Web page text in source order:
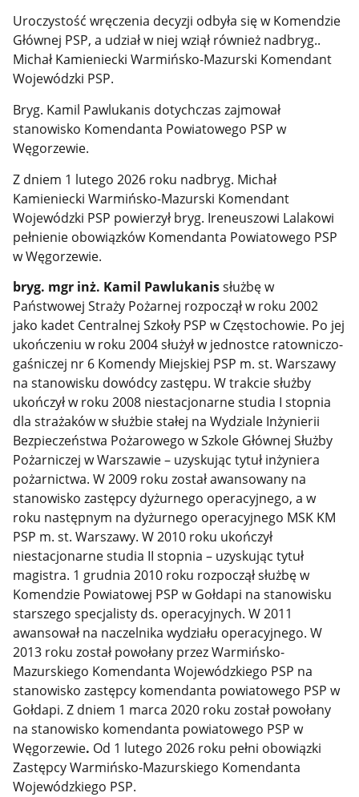
Uroczystość wręczenia decyzji odbyła się w Komendzie
Głównej PSP, a udział w niej wziął również nadbryg..
Michał Kamieniecki Warmińsko-Mazurski Komendant
Wojewódzki PSP.
Bryg. Kamil Pawlukanis dotychczas zajmował
stanowisko Komendanta Powiatowego PSP w
Węgorzewie.
Z dniem 1 lutego 2026 roku nadbryg. Michał
Kamieniecki Warmińsko-Mazurski Komendant
Wojewódzki PSP powierzył bryg. Ireneuszowi Lalakowi
pełnienie obowiązków Komendanta Powiatowego PSP
w Węgorzewie.
bryg. mgr inż. Kamil Pawlukanissłużbę w
Państwowej Straży Pożarnej rozpoczął w roku 2002
jako kadet Centralnej Szkoły PSP w Częstochowie. Po jej
ukończeniu w roku 2004 służył w jednostce ratowniczo-
gaśniczej nr 6 Komendy Miejskiej PSP m. st. Warszawy
na stanowisku dowódcy zastępu. W trakcie służby
ukończył w roku 2008 niestacjonarne studia I stopnia
dla strażaków w służbie stałej na Wydziale Inżynierii
Bezpieczeństwa Pożarowego w Szkole Głównej Służby
Pożarniczej w Warszawie – uzyskując tytuł inżyniera
pożarnictwa. W 2009 roku został awansowany na
stanowisko zastępcy dyżurnego operacyjnego, a w
roku następnym na dyżurnego operacyjnego MSK KM
PSP m. st. Warszawy. W 2010 roku ukończył
niestacjonarne studia II stopnia – uzyskując tytuł
magistra. 1 grudnia 2010 roku rozpoczął służbę w
Komendzie Powiatowej PSP w Gołdapi na stanowisku
starszego specjalisty ds. operacyjnych. W 2011
awansował na naczelnika wydziału operacyjnego. W
2013 roku został powołany przez Warmińsko-
Mazurskiego Komendanta Wojewódzkiego PSP na
stanowisko zastępcy komendanta powiatowego PSP w
Gołdapi. Z dniem 1 marca 2020 roku został powołany
na stanowisko komendanta powiatowego PSP w
Węgorzewie. Od 1 lutego 2026 roku pełni obowiązki
Zastępcy Warmińsko-Mazurskiego Komendanta
Wojewódzkiego PSP.